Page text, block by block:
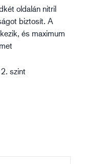
oldalán nitril
biztosít. A
és maximum
szint